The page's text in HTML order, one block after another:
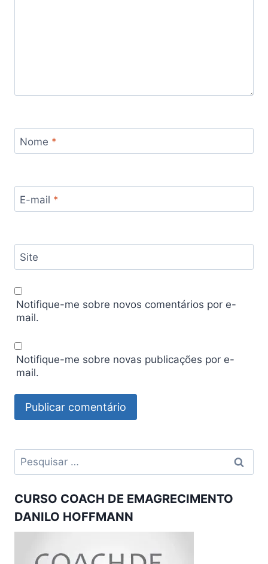
Nome *
E-mail *
Site
Notifique-me sobre novos comentários por e-
mail.
Notifique-me sobre novas publicações por e-
mail.
Pesquisar
por:
CURSO COACH DE EMAGRECIMENTO
DANILO HOFFMANN